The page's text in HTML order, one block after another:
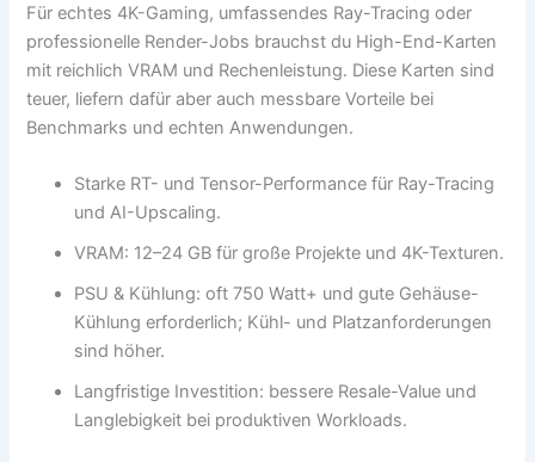
Für echtes 4K-Gaming, umfassendes Ray-Tracing oder
professionelle Render-Jobs brauchst du High-End-Karten
mit reichlich VRAM und Rechenleistung. Diese Karten sind
teuer, liefern dafür aber auch messbare Vorteile bei
Benchmarks und echten Anwendungen.
Starke RT- und Tensor-Performance für Ray-Tracing
und AI-Upscaling.
VRAM: 12–24 GB für große Projekte und 4K-Texturen.
PSU & Kühlung: oft 750 Watt+ und gute Gehäuse-
Kühlung erforderlich; Kühl- und Platzanforderungen
sind höher.
Langfristige Investition: bessere Resale-Value und
Langlebigkeit bei produktiven Workloads.